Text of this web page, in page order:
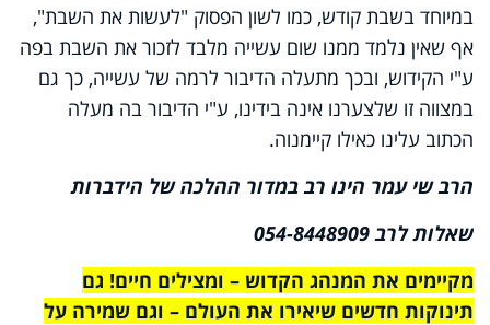
במיוחד בשבת קודש, כמו לשון הפסוק "לעשות את השבת",
אף שאין נלמד ממנו שום עשייה מלבד לזכור את השבת בפה
ע"י הקידוש, ובכך מתעלה הדיבור לרמה של עשייה, כך גם
במצווה זו שלצערנו אינה בידינו, ע"י הדיבור בה מעלה
הכתוב עלינו כאילו קיימנוה.
הרב שי עמר הינו רב במדור ההלכה של הידברות
שאלות לרב 054-8448909
מקיימים את המנהג הקדוש – ומצילים חיים! גם
תינוקות חדשים שיאירו את העולם – וגם שמירה על